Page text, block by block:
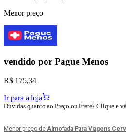
Menor preço
vendido por Pague Menos
R$ 175,34
Ir para a loja
Dúvidas quanto ao Preço ou Frete? Clique e
Menor preço de Almofada Para Viagens